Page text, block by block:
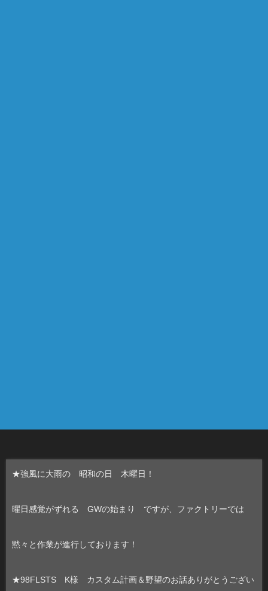
★強風に大雨の 昭和の日 木曜日！
曜日感覚がずれる GWの始まり ですが、ファクトリーでは
黙々と作業が進行しております！
★98FLSTS K様 カスタム計画＆野望のお話ありがとうござい